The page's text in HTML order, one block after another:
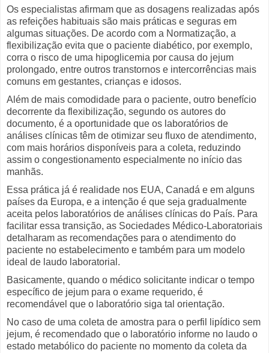
Os especialistas afirmam que as dosagens realizadas após
as refeições habituais são mais práticas e seguras em
algumas situações. De acordo com a Normatização, a
flexibilização evita que o paciente diabético, por exemplo,
corra o risco de uma hipoglicemia por causa do jejum
prolongado, entre outros transtornos e intercorrências mais
comuns em gestantes, crianças e idosos.
Além de mais comodidade para o paciente, outro benefício
decorrente da flexibilização, segundo os autores do
documento, é a oportunidade que os laboratórios de
análises clínicas têm de otimizar seu fluxo de atendimento,
com mais horários disponíveis para a coleta, reduzindo
assim o congestionamento especialmente no início das
manhãs.
Essa prática já é realidade nos EUA, Canadá e em alguns
países da Europa, e a intenção é que seja gradualmente
aceita pelos laboratórios de análises clínicas do País. Para
facilitar essa transição, as Sociedades Médico-Laboratoriais
detalharam as recomendações para o atendimento do
paciente no estabelecimento e também para um modelo
ideal de laudo laboratorial.
Basicamente, quando o médico solicitante indicar o tempo
específico de jejum para o exame requerido, é
recomendável que o laboratório siga tal orientação.
No caso de uma coleta de amostra para o perfil lipídico sem
jejum, é recomendado que o laboratório informe no laudo o
estado metabólico do paciente no momento da coleta da